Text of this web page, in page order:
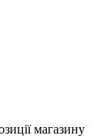
магазину